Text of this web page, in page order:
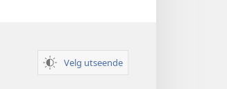
Velg utseende